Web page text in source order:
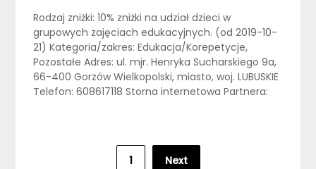
Rodzaj zniżki: 10% zniżki na udział dzieci w
grupowych zajęciach edukacyjnych. (od 2019-10-
21) Kategoria/zakres: Edukacja/Korepetycje,
Pozostałe Adres: ul. mjr. Henryka Sucharskiego 9a,
66-400 Gorzów Wielkopolski, miasto, woj. LUBUSKIE
Telefon: 608617118 Storna internetowa Partnera:
Stronicowanie
1 Next